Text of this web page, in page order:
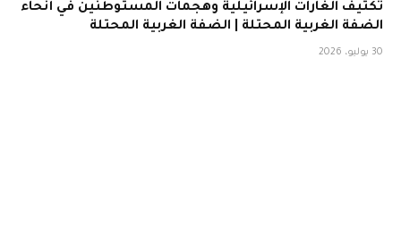
تكثيف الغارات الإسرائيلية وهجمات المستوطنين في أنحاء
الضفة الغربية المحتلة | الضفة الغربية المحتلة
30 يوليو، 2026